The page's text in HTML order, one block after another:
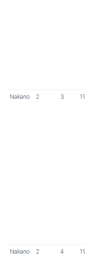
Nakano 2 3
Nakano 2 4